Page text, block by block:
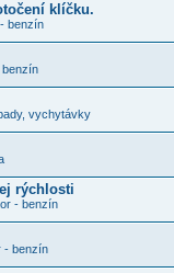
klíčku.
benzín
benzín
vychytávky
rýchlosti
- benzín
- benzín